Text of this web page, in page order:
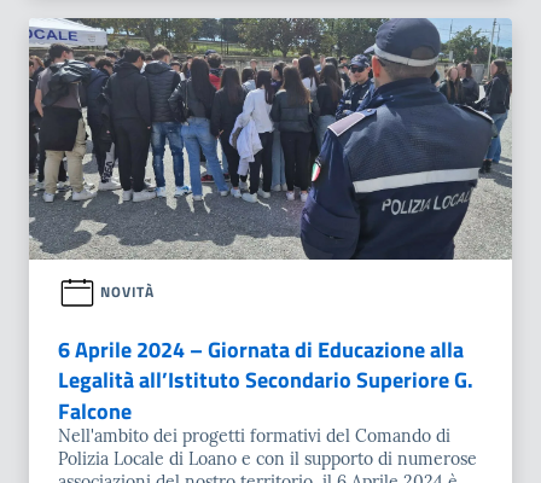
NOVITÀ
6 Aprile 2024 – Giornata di Educazione alla
Legalità all’Istituto Secondario Superiore G.
Falcone
Nell'ambito dei progetti formativi del Comando di
Polizia Locale di Loano e con il supporto di numerose